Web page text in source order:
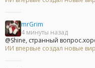
mrGrim
4 минуты назад
@Shine, странный
ИИ впервые создал новые